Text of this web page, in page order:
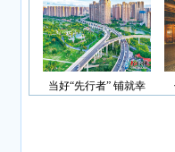
当好“先行者” 铺就幸